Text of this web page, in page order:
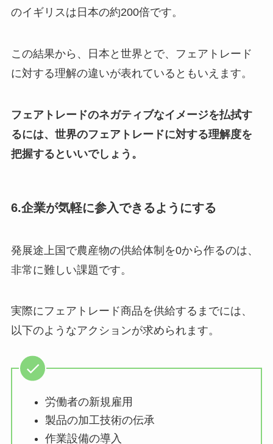
のイギリスは日本の約200倍です。
この結果から、日本と世界とで、フェアトレード
に対する理解の違いが表れているともいえます。
フェアトレードのネガティブなイメージを払拭す
るには、世界のフェアトレードに対する理解度を
把握するといいでしょう。
6.企業が気軽に参入できるようにする
発展途上国で農産物の供給体制を0から作るのは、
非常に難しい課題です。
実際にフェアトレード商品を供給するまでには、
以下のようなアクションが求められます。
労働者の新規雇用
製品の加工技術の伝承
作業設備の導入